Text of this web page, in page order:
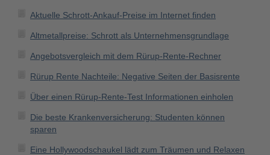
Aktuelle Schrott-Ankauf-Preise im Internet finden
Altmetallpreise: Schrott als Unternehmensgrundlage
Angebotsvergleich mit dem Rürup-Rente-Rechner
Rürup Rente Nachteile: Negative Seiten der Basisrente
Über einen Rürup-Rente-Test Informationen einholen
Die beste Krankenversicherung: Studenten können
sparen
Eine Hollywoodschaukel lädt zum Träumen und Relaxen